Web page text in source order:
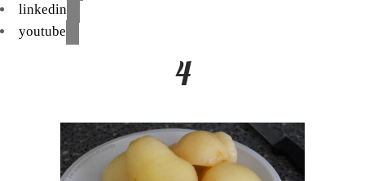
linkedin
youtube
4